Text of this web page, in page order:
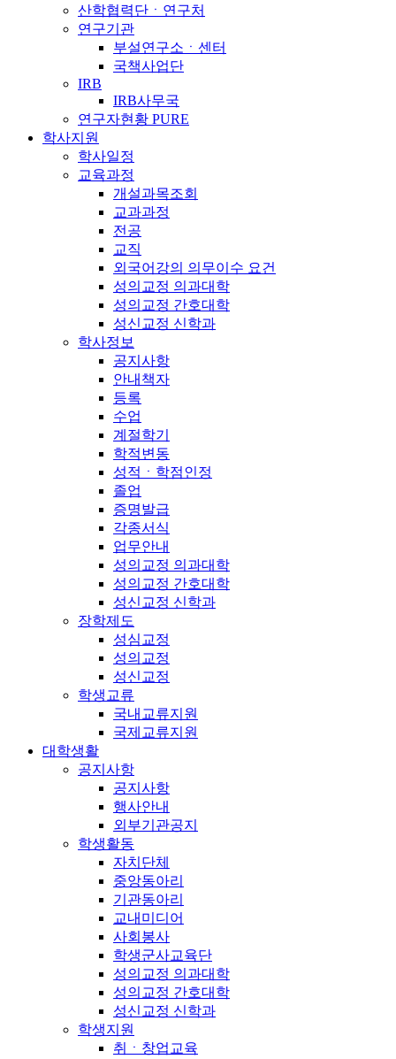
산학협력단ㆍ연구처
연구기관
부설연구소ㆍ센터
국책사업단
IRB
IRB사무국
연구자현황 PURE
학사지원
학사일정
교육과정
개설과목조회
교과과정
전공
교직
외국어강의 의무이수 요건
성의교정 의과대학
성의교정 간호대학
성신교정 신학과
학사정보
공지사항
안내책자
등록
수업
계절학기
학적변동
성적ㆍ학점인정
졸업
증명발급
각종서식
업무안내
성의교정 의과대학
성의교정 간호대학
성신교정 신학과
장학제도
성심교정
성의교정
성신교정
학생교류
국내교류지원
국제교류지원
대학생활
공지사항
공지사항
행사안내
외부기관공지
학생활동
자치단체
중앙동아리
기관동아리
교내미디어
사회봉사
학생군사교육단
성의교정 의과대학
성의교정 간호대학
성신교정 신학과
학생지원
취ㆍ창업교육